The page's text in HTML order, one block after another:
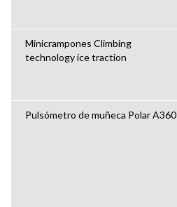
Minicrampones Climbing
technology ice traction
Pulsómetro de muñeca Polar A360